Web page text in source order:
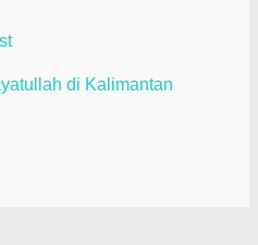
di Kalimantan